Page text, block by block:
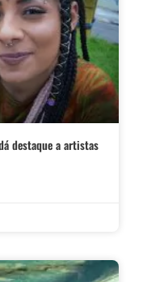
destaque a artistas